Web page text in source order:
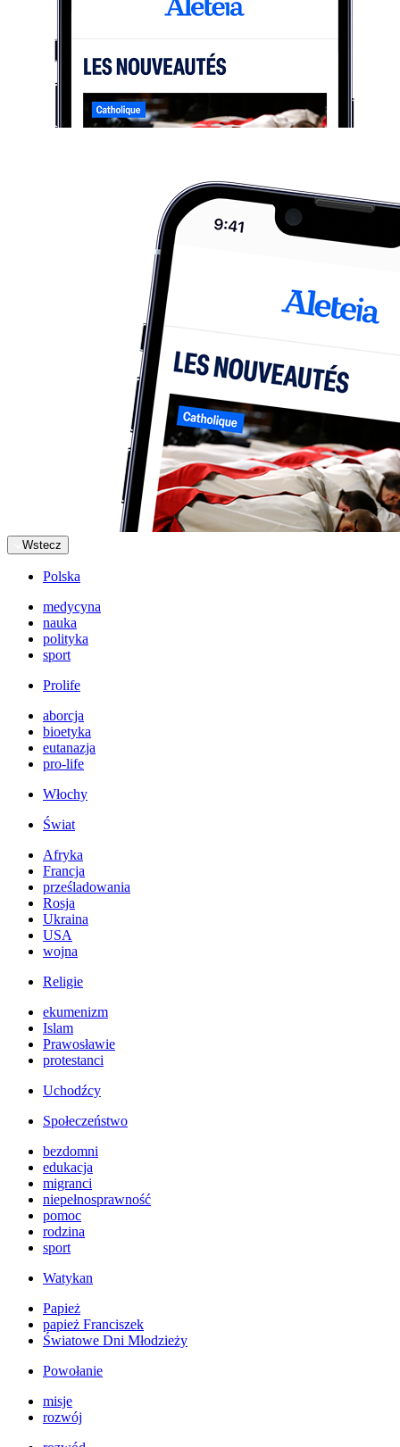
Wstecz
Polska
medycyna
nauka
polityka
sport
Prolife
aborcja
bioetyka
eutanazja
pro-life
Włochy
Świat
Afryka
Francja
prześladowania
Rosja
Ukraina
USA
wojna
Religie
ekumenizm
Islam
Prawosławie
protestanci
Uchodźcy
Społeczeństwo
bezdomni
edukacja
migranci
niepełnosprawność
pomoc
rodzina
sport
Watykan
Papież
papież Franciszek
Światowe Dni Młodzieży
Powołanie
misje
rozwój